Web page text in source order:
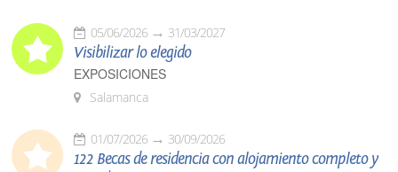
05/06/2026 31/03/2027
Visibilizar lo elegido
EXPOSICIONES
Salamanca
01/07/2026 30/09/2026
122 Becas de residencia con alojamiento completo y